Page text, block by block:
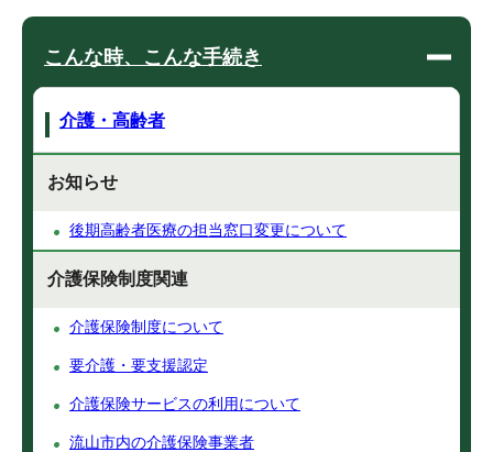
こんな時、こんな手続き
介護・高齢者
お知らせ
後期高齢者医療の担当窓口変更について
介護保険制度関連
介護保険制度について
要介護・要支援認定
介護保険サービスの利用について
流山市内の介護保険事業者